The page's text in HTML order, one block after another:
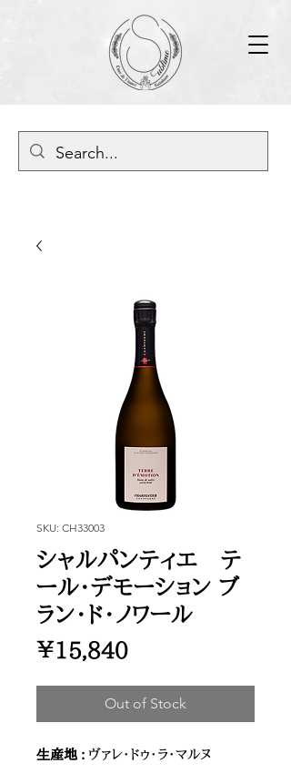
SKU: CH33003
シャルパンティエ テ
ール・デモーション ブ
ラン・ド・ノワール
¥15,840Price
Out of Stock
⽣産地 : ヴァレ・ドゥ・ラ・マルヌ